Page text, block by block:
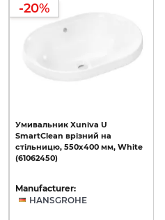
-20%
Умивальник Xuniva U
SmartClean врізний на
стільницю, 550х400 мм, White
(61062450)
Manufacturer:
HANSGROHE